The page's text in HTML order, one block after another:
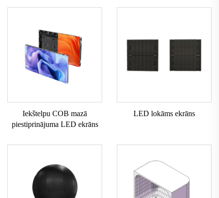
Iekštelpu COB mazā
piestiprinājuma LED ekrāns
LED lokāms ekrāns